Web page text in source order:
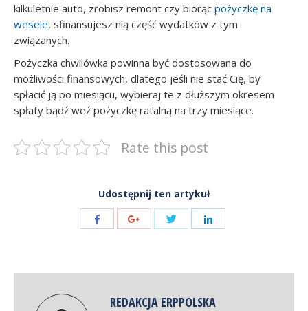
kilkuletnie auto, zrobisz remont czy biorąc pożyczkę na
wesele, sfinansujesz nią część wydatków z tym
związanych.
Pożyczka chwilówka powinna być dostosowana do
możliwości finansowych, dlatego jeśli nie stać Cię, by
spłacić ją po miesiącu, wybieraj te z dłuższym okresem
spłaty bądź weź pożyczkę ratalną na trzy miesiące.
Rate this post
Udostępnij ten artykuł
Share
Share
Share
REDAKCJA ERPPOLSKA